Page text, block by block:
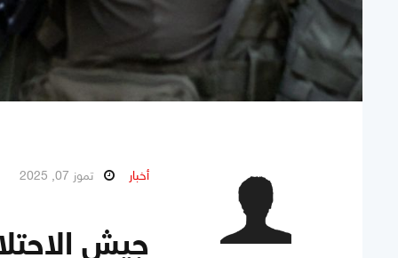
أخبار تموز 07, 2025